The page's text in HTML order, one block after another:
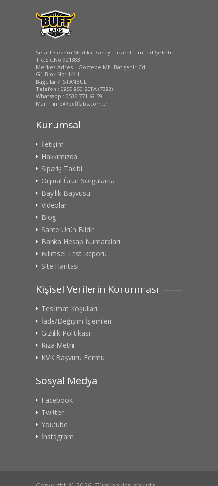
Seta Telekom Medikal Sanayi Ticaret Limited Şirketi.
Tic.Sic.No:921883
Merkez Adresi : Göztepe Mh. Batışehir Cd.
G1 Blok No: 14/H
Bağcılar / İSTANBUL
Telefon : 0850 850 SETA (7382)
Whatsapp : 0536 771 69 59
Mail : info@bufflabs.com.tr
Kurumsal
İletişim
Hakkımızda
Sipariş Takibi
Orjinal Ürün Sorgulama
Bayilik Başvusu
Videolar
Blog
Sahte Ürün Bildir
Banka Hesap Numaraları
Bilimsel Test Raporu
Site Haritası
Kişisel Verilerin Korunması
Teslimat Koşulları
İade/Değişim İşlemleri
Gizlilik Politikası
Rıza Metni
KVK Başvuru Formu
Sosyal Medya
Facebook
Twitter
Youtube
İnstagram